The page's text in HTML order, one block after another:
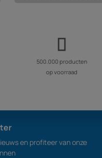
500.000 producten
op voorraad
en profiteer van onze